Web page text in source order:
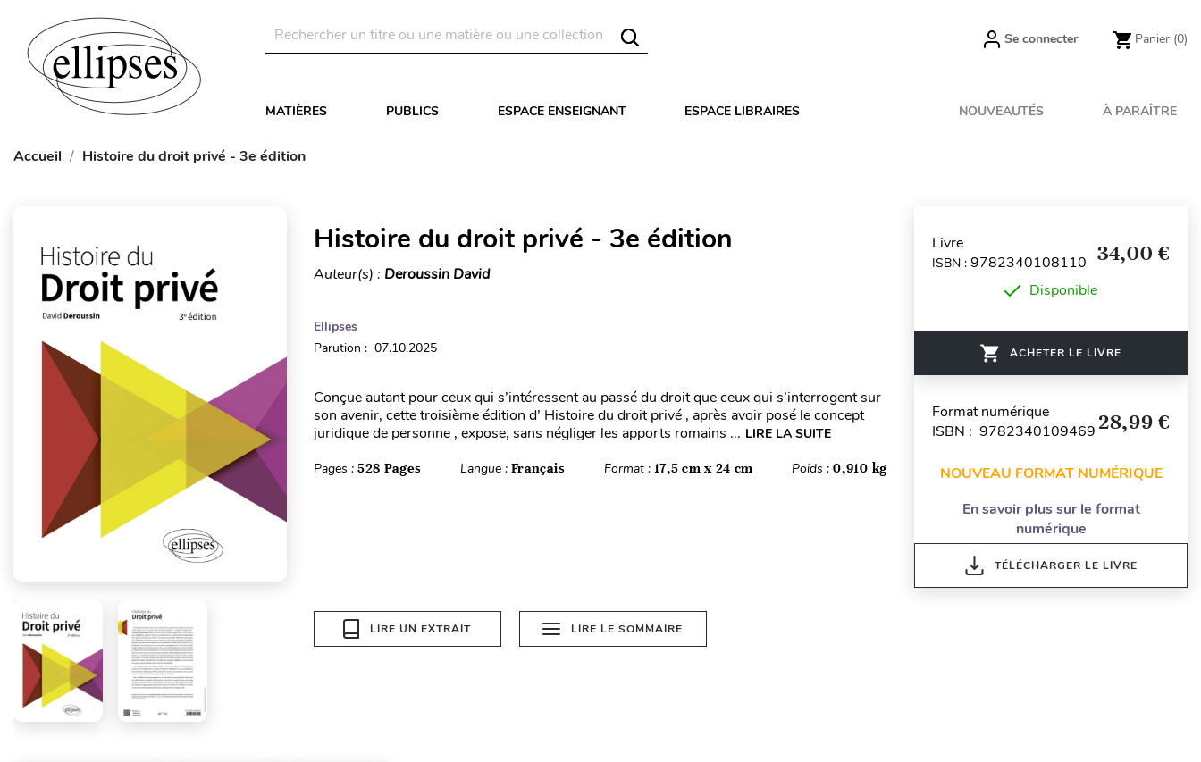
Se connecter Panier (0)
MATIÈRES PUBLICS ESPACE ENSEIGNANT ESPACE LIBRAIRES NOUVEAUTÉS À PARAÎTRE
Accueil Histoire du droit privé - 3e édition
Histoire du droit privé - 3e édition
Auteur(s) : Deroussin David
Ellipses
Parution : 07.10.2025
Conçue autant pour ceux qui s’intéressent au passé du droit que ceux qui s’interrogent sur
son avenir, cette troisième édition d’ Histoire du droit privé , après avoir posé le concept
juridique de personne , expose, sans négliger les apports romains ... LIRE LA SUITE
Pages : 528 Pages Langue : Français Format : 17,5 cm x 24 cm Poids :0,910 kg
LIRE UN EXTRAIT LIRE LE SOMMAIRE
Livre
ISBN : 9782340108110 34,00 €
Disponible
ACHETER LE LIVRE
Format numérique
ISBN : 9782340109469 28,99 €
NOUVEAU FORMAT NUMÉRIQUE
En savoir plus sur le format
numérique
TÉLÉCHARGER LE LIVRE